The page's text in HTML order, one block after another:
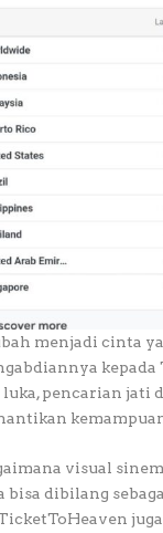
menjadi cinta
pencarian jati
visual
dibilang